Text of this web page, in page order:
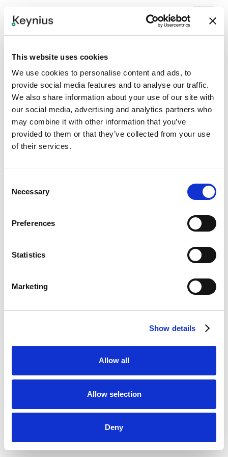
This website uses cookies
We use cookies to personalise content and ads, to
provide social media features and to analyse our traffic.
We also share information about your use of our site with
our social media, advertising and analytics partners who
may combine it with other information that you’ve
provided to them or that they’ve collected from your use
of their services.
Selection
Necessary
Preferences
Statistics
Marketing
Show details
Allow all
Allow selection
Deny
Bekijk de Smarty in actie
Keynius Smart Lockers bieden de meeste
toegangsopties in de branche. Ontdek hoe enkele van de
meest gebruikte toegangsmethoden werken op onze
Smarty Terminal, die volledig kan worden geconfigureerd
en gebrand om aan uw specifieke bedrijfsbehoeften te
voldoen.
Wilt u een aanbod op maat ontvangen?